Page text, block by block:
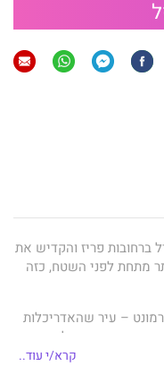
ברחובות פריז והקדיש את
מתחת לפני השטח, כזה
– עיר שהאדריכלות
שבו מתעוררת לחיים
קרא/י עוד..